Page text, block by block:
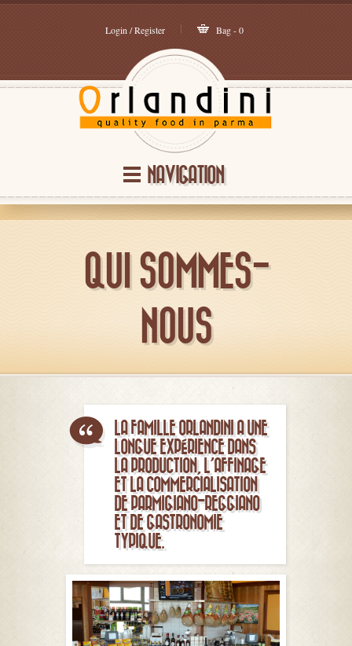
Login / Register Bag - 0
NAVIGATION
QUI SOMMES-
NOUS
LA FAMILLE ORLANDINI A UNE
LONGUE EXPÉRIENCE DANS
LA PRODUCTION, L’AFFINAGE
ET LA COMMERCIALISATION
DE PARMIGIANO-REGGIANO
ET DE GASTRONOMIE
TYPIQUE.